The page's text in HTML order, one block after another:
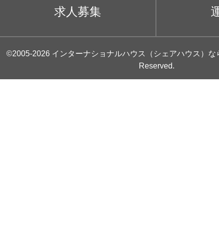
求人募集
©2005-2026 インターナショナルハウス（シェアハウス）な
Reserved.